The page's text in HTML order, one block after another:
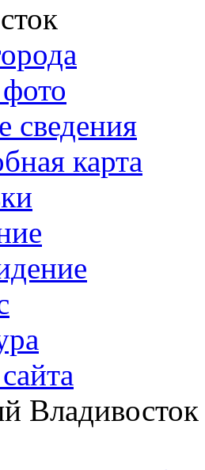
сведения
карта
Владивосток